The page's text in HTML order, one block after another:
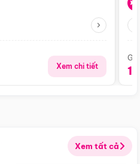
Xem chi tiết
Xem tất cả